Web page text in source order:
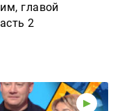
главой
2